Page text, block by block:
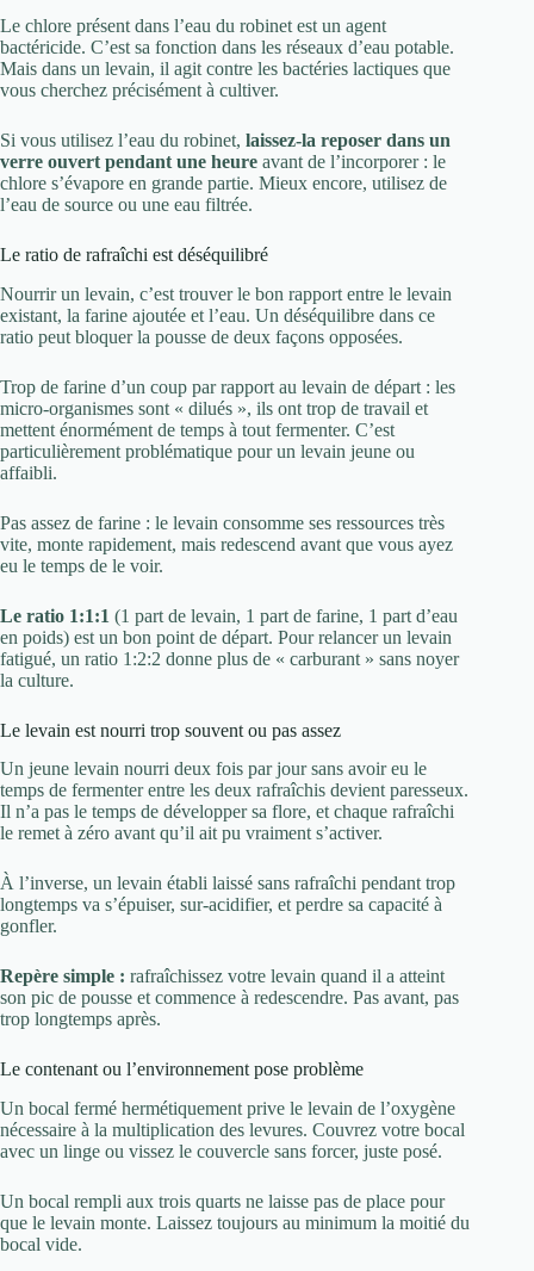
Le chlore présent dans l’eau du robinet est un agent
bactéricide. C’est sa fonction dans les réseaux d’eau potable.
Mais dans un levain, il agit contre les bactéries lactiques que
vous cherchez précisément à cultiver.
Si vous utilisez l’eau du robinet, laissez-la reposer dans un
verre ouvert pendant une heure avant de l’incorporer : le
chlore s’évapore en grande partie. Mieux encore, utilisez de
l’eau de source ou une eau filtrée.
Le ratio de rafraîchi est déséquilibré
Nourrir un levain, c’est trouver le bon rapport entre le levain
existant, la farine ajoutée et l’eau. Un déséquilibre dans ce
ratio peut bloquer la pousse de deux façons opposées.
Trop de farine d’un coup par rapport au levain de départ : les
micro-organismes sont « dilués », ils ont trop de travail et
mettent énormément de temps à tout fermenter. C’est
particulièrement problématique pour un levain jeune ou
affaibli.
Pas assez de farine : le levain consomme ses ressources très
vite, monte rapidement, mais redescend avant que vous ayez
eu le temps de le voir.
Le ratio 1:1:1 (1 part de levain, 1 part de farine, 1 part d’eau
en poids) est un bon point de départ. Pour relancer un levain
fatigué, un ratio 1:2:2 donne plus de « carburant » sans noyer
la culture.
Le levain est nourri trop souvent ou pas assez
Un jeune levain nourri deux fois par jour sans avoir eu le
temps de fermenter entre les deux rafraîchis devient paresseux.
Il n’a pas le temps de développer sa flore, et chaque rafraîchi
le remet à zéro avant qu’il ait pu vraiment s’activer.
À l’inverse, un levain établi laissé sans rafraîchi pendant trop
longtemps va s’épuiser, sur-acidifier, et perdre sa capacité à
gonfler.
Repère simple : rafraîchissez votre levain quand il a atteint
son pic de pousse et commence à redescendre. Pas avant, pas
trop longtemps après.
Le contenant ou l’environnement pose problème
Un bocal fermé hermétiquement prive le levain de l’oxygène
nécessaire à la multiplication des levures. Couvrez votre bocal
avec un linge ou vissez le couvercle sans forcer, juste posé.
Un bocal rempli aux trois quarts ne laisse pas de place pour
que le levain monte. Laissez toujours au minimum la moitié du
bocal vide.